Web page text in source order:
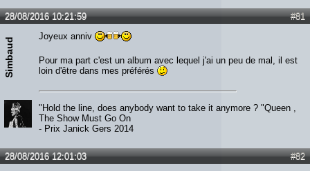
#81
28/08/2016 10:21:59
Simbaud
Joyeux anniv
Pour ma part c'est un album avec lequel j'ai un peu de mal, il est
loin d'être dans mes préférés
"Hold the line, does anybody want to take it anymore ? "Queen ,
The Show Must Go On
- Prix Janick Gers 2014
#82
28/08/2016 12:01:03